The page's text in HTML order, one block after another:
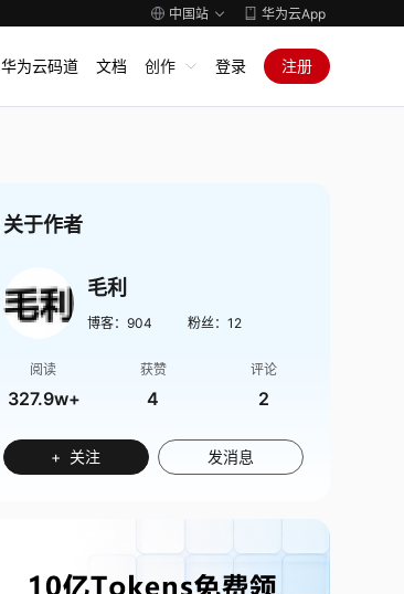
中国站 华为云App
华为云码道 文档 创作 登录 注册
关于作者
毛利
博客： 904 粉丝： 12
阅读
327.9w+
获赞
4
评论
2
+ 关注 发消息